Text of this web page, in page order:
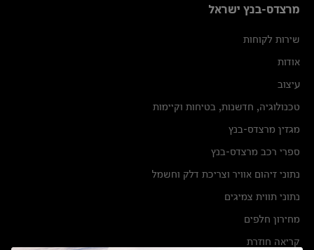
מרצדס-בנץ ישראל
שירות לקוחות
אודות
עיצוב
טכנולוגיה, חדשנות, בטיחות וקיימות
מגזין מרצדס-בנץ
ספרי רכב מרצדס-בנץ
נתוני זיהום אוויר וצריכת דלק וחשמל
נתוני תווית צמיגים
מחירון חלפים
קריאה חוזרת